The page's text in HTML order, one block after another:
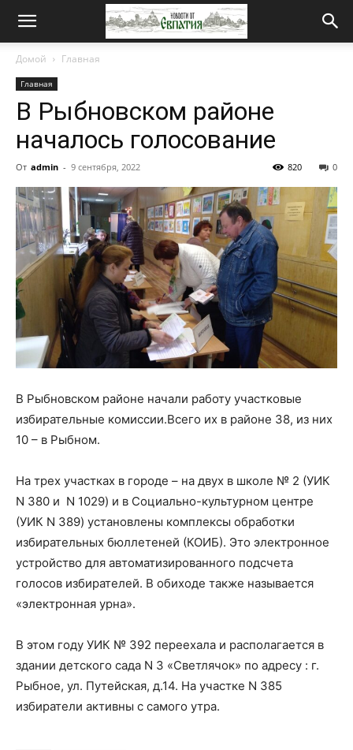
Новости
Домой Главная
Главная
В Рыбновском районе
началось голосование
От admin - 9 сентября, 2022 0
820
В Рыбновском районе начали работу участковые
избирательные комиссии.Всего их в районе 38, из них
10 – в Рыбном.
На трех участках в городе – на двух в школе № 2 (УИК
N 380 и N 1029) и в Социально-культурном центре
(УИК N 389) установлены комплексы обработки
избирательных бюллетеней (КОИБ). Это электронное
устройство для автоматизированного подсчета
голосов избирателей. В обиходе также называется
«электронная урна».
В этом году УИК № 392 переехала и располагается в
здании детского сада N 3 «Светлячок» по адресу : г.
Рыбное, ул. Путейская, д.14. На участке N 385
избиратели активны с самого утра.